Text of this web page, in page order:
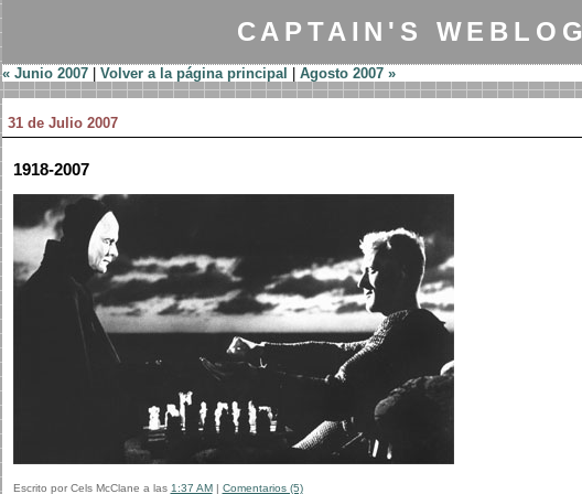
CAPTAIN'S WEBLOG
« Junio 2007| Volver a la página principal Agosto 2007 »
31 de Julio 2007
1918-2007
Escrito por Cels McClane a las 1:37 AM| Comentarios (5)